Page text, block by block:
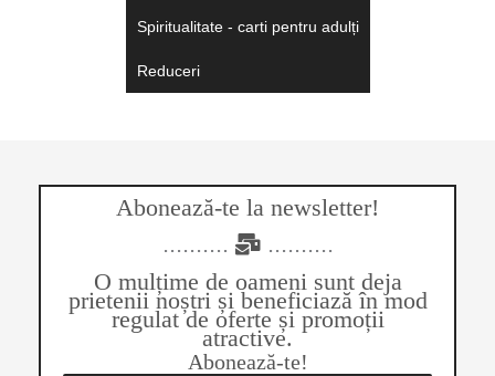
Spiritualitate - carti pentru adulți
Reduceri
Abonează-te la newsletter!
..........
..........
O mulțime de oameni sunt deja
prietenii noștri și beneficiază în mod
regulat de oferte și promoții
atractive.
Abonează-te!